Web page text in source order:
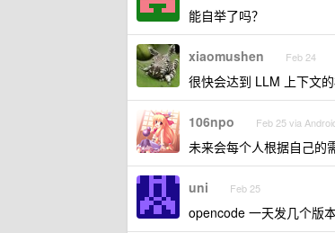
能自举了吗？
xiaomushen Feb 24
很快会达到 LLM 上下文
106npo Feb 25 via
未来会每个人根据自己的
uni Feb 25
opencode 一天发几个版